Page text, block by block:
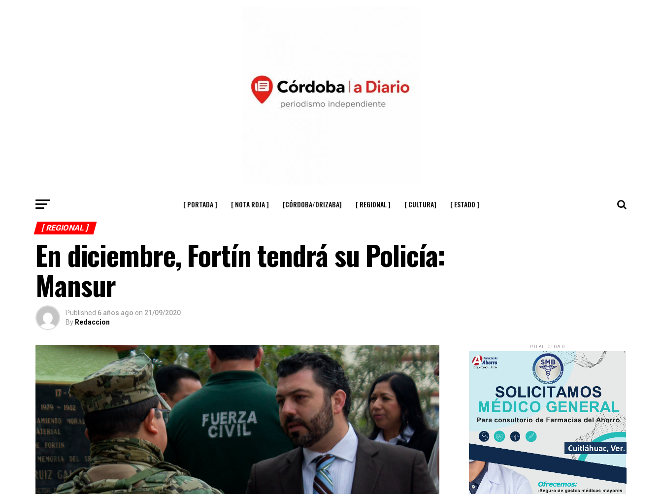
[ PORTADA ] [ NOTA ROJA ] [CÓRDOBA/ORIZABA] [ REGIONAL ] [ CULTURA] [ ESTADO ]
[ REGIONAL ]
En diciembre, Fortín tendrá su Policía:
Mansur
Published 6 años ago on 21/09/2020
By Redaccion
PUBLICIDAD